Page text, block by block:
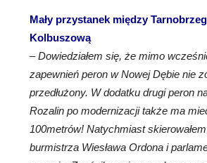
Mały przystanek między
Kolbuszową
–Dowiedziałem się, że mimo
zapewnień peron w Nowej Dębie nie
przedłużony. W dodatku drugi peron
Rozalin po modernizacji także ma
100metrów! Natychmiast
burmistrza Wiesława Ordona i